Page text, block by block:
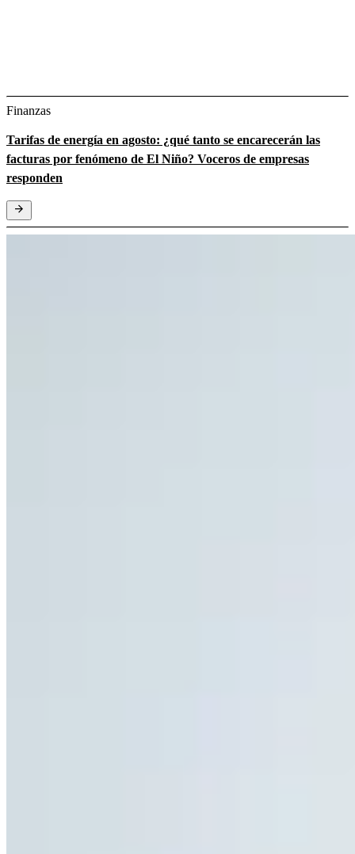
Finanzas
Tarifas de energía en agosto: ¿qué tanto se encarecerán las
facturas por fenómeno de El Niño? Voceros de empresas
responden